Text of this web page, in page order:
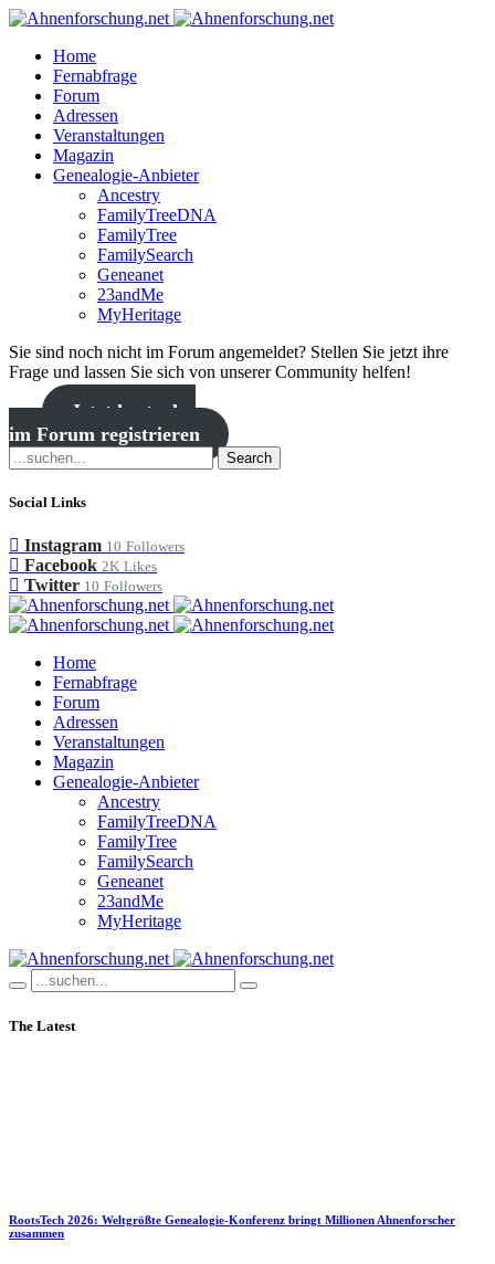
Home
Fernabfrage
Forum
Adressen
Veranstaltungen
Magazin
Genealogie-Anbieter
Ancestry
FamilyTreeDNA
FamilyTree
FamilySearch
Geneanet
23andMe
MyHeritage
Sie sind noch nicht im Forum angemeldet? Stellen Sie jetzt ihre
Frage und lassen Sie sich von unserer Community helfen!
Jetzt kostenlos
im Forum registrieren
Search
Social Links
Instagram 10 Followers
Facebook 2K Likes
Twitter 10 Followers
Home
Fernabfrage
Forum
Adressen
Veranstaltungen
Magazin
Genealogie-Anbieter
Ancestry
FamilyTreeDNA
FamilyTree
FamilySearch
Geneanet
23andMe
MyHeritage
The Latest
RootsTech 2026: Weltgrößte Genealogie-Konferenz bringt Millionen Ahnenforscher
zusammen